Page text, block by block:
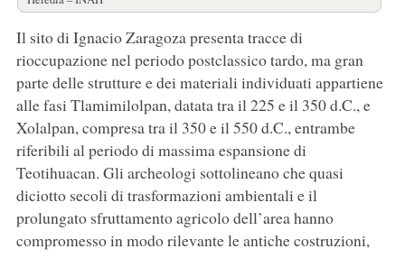
Il sito di Ignacio Zaragoza presenta tracce di
rioccupazione nel periodo postclassico tardo, ma gran
parte delle strutture e dei materiali individuati appartiene
alle fasi Tlamimilolpan, datata tra il 225 e il 350 d.C., e
Xolalpan, compresa tra il 350 e il 550 d.C., entrambe
riferibili al periodo di massima espansione di
Teotihuacan. Gli archeologi sottolineano che quasi
diciotto secoli di trasformazioni ambientali e il
prolungato sfruttamento agricolo dell’area hanno
compromesso in modo rilevante le antiche costruzioni,